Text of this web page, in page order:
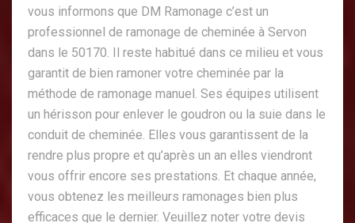
vous informons que DM Ramonage c’est un
professionnel de ramonage de cheminée à Servon
dans le 50170. Il reste habitué dans ce milieu et vous
garantit de bien ramoner votre cheminée par la
méthode de ramonage manuel. Ses équipes utilisent
un hérisson pour enlever le goudron ou la suie dans le
conduit de cheminée. Elles vous garantissent de la
rendre plus propre et qu’après un an elles viendront
vous offrir encore ses prestations. Et chaque année,
vous obtenez les meilleurs ramonages bien plus
efficaces que le dernier. Veuillez noter votre devis